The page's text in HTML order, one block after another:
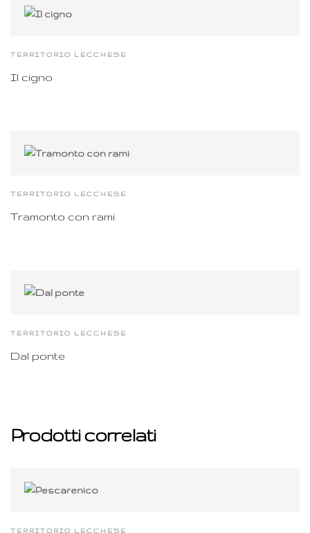
TERRITORIO LECCHESE
Il cigno
TERRITORIO LECCHESE
Tramonto con rami
TERRITORIO LECCHESE
Dal ponte
Prodotti correlati
TERRITORIO LECCHESE